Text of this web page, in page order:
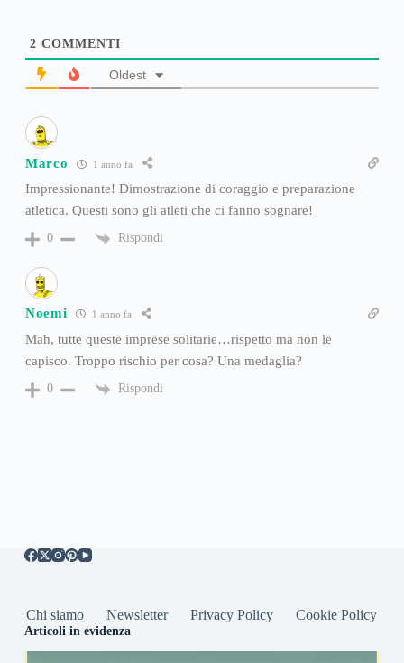
2 COMMENTI
Oldest
Marco 1 anno fa
Impressionante! Dimostrazione di coraggio e preparazione
atletica. Questi sono gli atleti che ci fanno sognare!
0 Rispondi
Noemi 1 anno fa
Mah, tutte queste imprese solitarie…rispetto ma non le
capisco. Troppo rischio per cosa? Una medaglia?
0 Rispondi
Chi siamo Newsletter Privacy Policy Cookie Policy
Articoli in evidenza